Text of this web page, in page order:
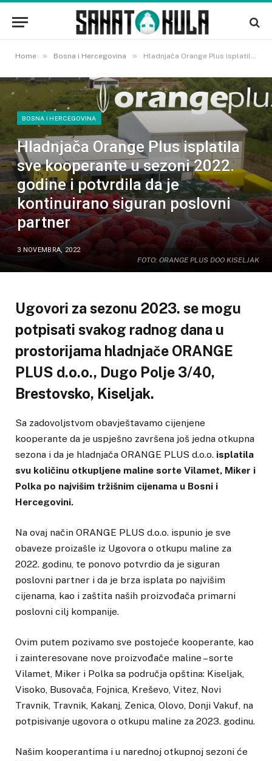
Home » Bosna i Hercegovina » Hladnjača Orange Plus isplatila sve kooperante u sezoni 2022. godine i potvrdila da je kontinuirano siguran poslovni partner
FOTO: ORANGE PLUS DOO KISELJAK
BOSNA I HERCEGOVINA
Hladnjača Orange Plus isplatila
sve kooperante u sezoni 2022.
godine i potvrdila da je
kontinuirano siguran poslovni
partner
3 NOVEMBRA, 2022
Ugovori za sezonu 2023. se mogu
potpisati svakog radnog dana u
prostorijama hladnjače ORANGE
PLUS d.o.o., Dugo Polje 3/40,
Brestovsko, Kiseljak.
Sa zadovoljstvom obavještavamo cijenjene
kooperante da je uspješno završena još jedna otkupna
sezona i da je hladnjača ORANGE PLUS d.o.o. isplatila
svu količinu otkupljene maline sorte Vilamet, Miker i
Polka po najvišim tržišnim cijenama u Bosni i
Hercegovini.
Na ovaj način ORANGE PLUS d.o.o. ispunio je sve
obaveze proizašle iz Ugovora o otkupu maline za
2022. godinu, te ponovo potvrdio da je siguran
poslovni partner i da je brza isplata po najvišim
cijenama, kao i zaštita naših proizvođača primarni
poslovni cilj kompanije.
Ovim putem pozivamo sve postojeće kooperante, kao
i zainteresovane nove proizvođače maline – sorte
Vilamet, Miker i Polka sa područja opština: Kiseljak,
Visoko, Busovača, Fojnica, Kreševo, Vitez, Novi
Travnik, Travnik, Kakanj, Zenica, Olovo, Donji Vakuf, na
potpisivanje ugovora o otkupu maline za 2023. godinu.
Našim kooperantima i u narednoj otkupnoj sezoni će